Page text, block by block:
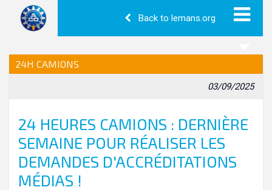
Back to lemans.org
24H CAMIONS
03/09/2025
24 HEURES CAMIONS : DERNIÈRE
SEMAINE POUR RÉALISER LES
DEMANDES D'ACCRÉDITATIONS
MÉDIAS !